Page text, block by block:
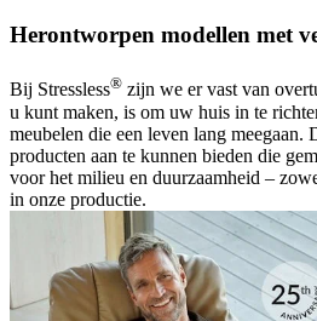
Herontworpen modellen met
Bij Stressless® zijn we er vast van
u kunt maken, is om uw huis in te
meubelen die een leven lang meegaan.
producten aan te kunnen bieden die
voor het milieu en duurzaamheid –
in onze productie.